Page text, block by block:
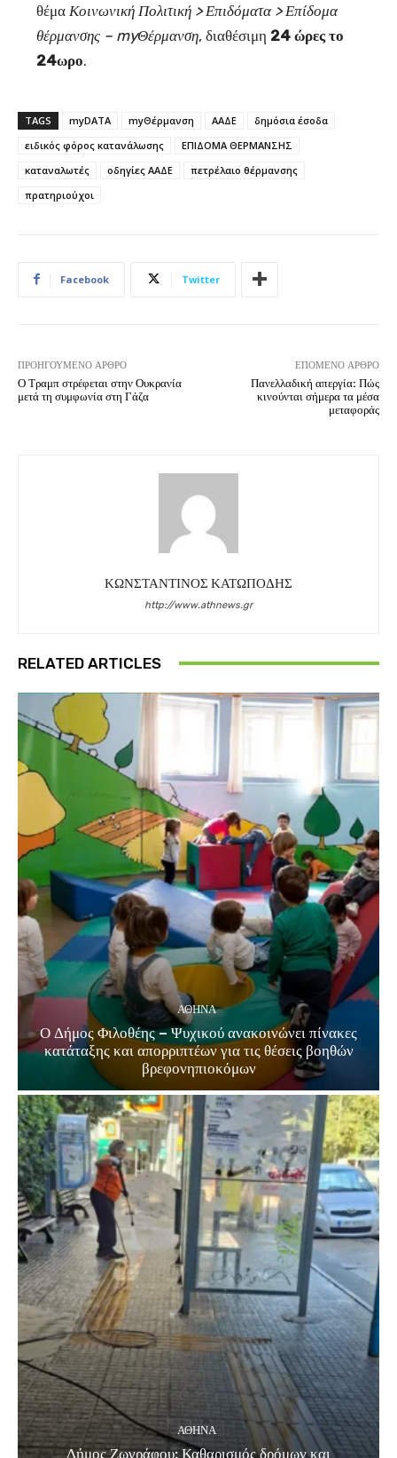
θέμα Κοινωνική Πολιτική > Επιδόματα > Επίδομα
θέρμανσης – myΘέρμανση, διαθέσιμη 24 ώρες το
24ωρο.
TAGS myDATA myΘέρμανση ΑΑΔΕ
δημόσια έσοδα
ειδικός φόρος κατανάλωσης
ΕΠΙΔΟΜΑ ΘΕΡΜΑΝΣΗΣ
καταναλωτές
οδηγίες ΑΑΔΕ
πετρέλαιο θέρμανσης
πρατηριούχοι
Facebook Twitter
ΠΡΟΗΓΟΎΜΕΝΟ ΆΡΘΡΟ
Ο Τραμπ στρέφεται στην Ουκρανία
μετά τη συμφωνία στη Γάζα
ΕΠΌΜΕΝΟ ΆΡΘΡΟ
Πανελλαδική απεργία: Πώς
κινούνται σήμερα τα μέσα
μεταφοράς
ΚΩΝΣΤΑΝΤΙΝΟΣ ΚΑΤΩΠΟΔΗΣ
http://www.athnews.gr
RELATED ARTICLES
ΑΘΗΝΑ
Ο Δήμος Φιλοθέης – Ψυχικού ανακοινώνει πίνακες
κατάταξης και απορριπτέων για τις θέσεις βοηθών
βρεφονηπιοκόμων
ΑΘΗΝΑ
Δήμος Ζωγράφου: Καθαρισμός δρόμων και